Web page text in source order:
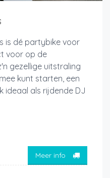
is dé partybike voor
voor op de
gezellige uitstraling
kunt starten, een
ideaal als rijdende DJ
Meer info